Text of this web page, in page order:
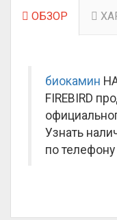
ОБЗОР
биокамин
FIREBIRD
Узнать
по